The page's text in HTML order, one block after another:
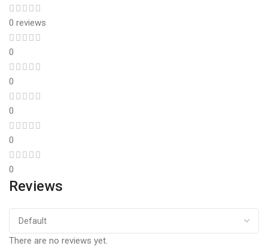
0 reviews
0
0
0
0
0
Reviews
There are no reviews yet.